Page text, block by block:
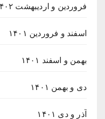
فروردین و اردیبهشت ۱۴۰۲
اسفند و فروردین ۱۴۰۱
بهمن و اسفند ۱۴۰۱
دی و بهمن ۱۴۰۱
آذر و دی ۱۴۰۱